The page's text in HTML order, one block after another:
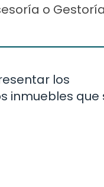
o
los
inmuebles que